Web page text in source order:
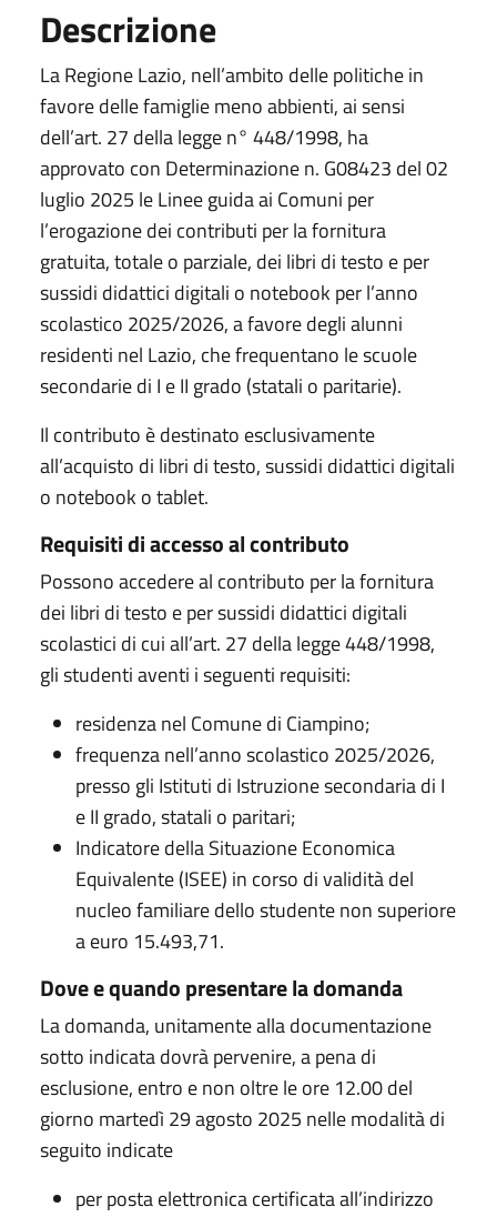
Descrizione
La Regione Lazio, nell’ambito delle politiche in
favore delle famiglie meno abbienti, ai sensi
dell’art. 27 della legge n° 448/1998, ha
approvato con Determinazione n. G08423 del 02
luglio 2025 le Linee guida ai Comuni per
l’erogazione dei contributi per la fornitura
gratuita, totale o parziale, dei libri di testo e per
sussidi didattici digitali o notebook per l’anno
scolastico 2025/2026, a favore degli alunni
residenti nel Lazio, che frequentano le scuole
secondarie di I e II grado (statali o paritarie).
Il contributo è destinato esclusivamente
all’acquisto di libri di testo, sussidi didattici digitali
o notebook o tablet.
Requisiti di accesso al contributo
Possono accedere al contributo per la fornitura
dei libri di testo e per sussidi didattici digitali
scolastici di cui all’art. 27 della legge 448/1998,
gli studenti aventi i seguenti requisiti:
residenza nel Comune di Ciampino;
frequenza nell’anno scolastico 2025/2026,
presso gli Istituti di Istruzione secondaria di I
e II grado, statali o paritari;
Indicatore della Situazione Economica
Equivalente (ISEE) in corso di validità del
nucleo familiare dello studente non superiore
a euro 15.493,71.
Dove e quando presentare la domanda
La domanda, unitamente alla documentazione
sotto indicata dovrà pervenire, a pena di
esclusione, entro e non oltre le ore 12.00 del
giorno martedì 29 agosto 2025 nelle modalità di
seguito indicate
per posta elettronica certificata all’indirizzo